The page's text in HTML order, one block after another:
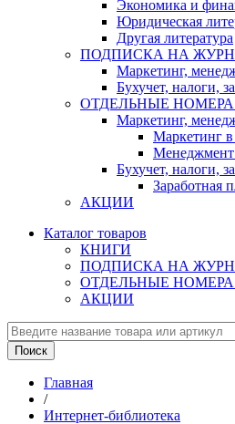
Экономика и
Юридическая
Другая литература
ПОДПИСКА НА
Маркетинг,
Бухучет, налоги,
ОТДЕЛЬНЫЕ
Маркетинг,
Маркетинг
Менеджмент
Бухучет, налоги,
Заработная
АКЦИИ
Каталог товаров
КНИГИ
ПОДПИСКА НА
ОТДЕЛЬНЫЕ
АКЦИИ
Главная
/
Интернет-библиотека